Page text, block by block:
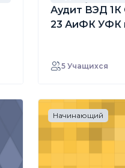
год набора
Аудит ВЭД
23 АиФК УФК
5 Учащихся
Начинающий